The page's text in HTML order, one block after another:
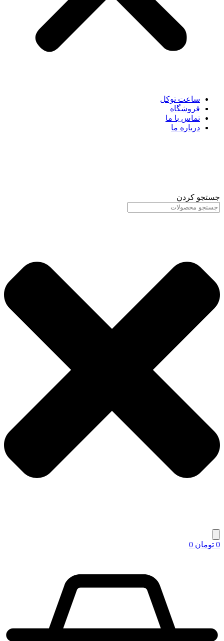
ساعت توکل
فروشگاه
تماس با ما
درباره ما
جستجو کردن
0 تومان 0